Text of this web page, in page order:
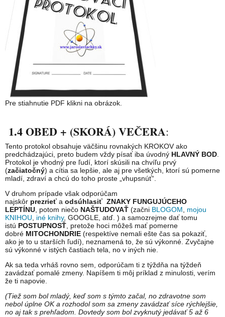
Pre stiahnutie PDF klikni na obrázok.
1.4 OBED + (SKORÁ) VEČERA:
Tento protokol obsahuje väčšinu rovnakých KROKOV ako
predchádzajúci, preto budem vždy písať iba úvodný HLAVNÝ BOD
Protokol je vhodný pre ľudí, ktorí skúsili na chvíľu prvý
(začiatočný) a cítia sa lepšie, ale aj pre všetkých, ktorí sú pomerne
mladí, zdraví a chcú do toho proste „vhupsnúť“.
V druhom prípade však odporúčam
najskôr prezrieť a odsúhlasiť ZNAKY FUNGUJÚCEHO
LEPTÍNU , potom niečo NAŠTUDOVAŤ (začni BLOGOM
mojou
KNIHOU
iné knihy, GOOGLE, atď. ) a samozrejme dať tomu
istú POSTUPNOSŤ , pretože hoci môžeš mať pomerne
dobré MITOCHONDRIE (respektíve nemali ešte čas sa pokaziť,
ako je to u starších ľudí), neznamená to, že sú výkonné. Zvyčajne
sú výkonné v istých častiach tela, no v iných nie.
Ak sa teda vrháš rovno sem, odporúčam ti z týždňa na týždeň
zavádzať pomalé zmeny. Napíšem ti môj príklad z minulosti, verím
že ti napovie.
(Tiež som bol mladý, keď som s týmto začal, no zdravotne som
nebol úplne OK a rozhodol som sa zmeny zavádzať síce rýchlejšie,
no aj tak s prehľadom. Dovtedy som bol zvyknutý jedávať 5 až 6